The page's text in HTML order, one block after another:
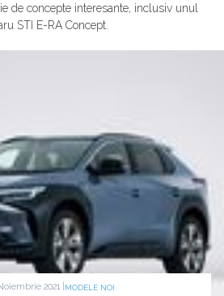
de concepte interesante, inclusiv unul
STI E-RA Concept.
2021 | MODELE NOI